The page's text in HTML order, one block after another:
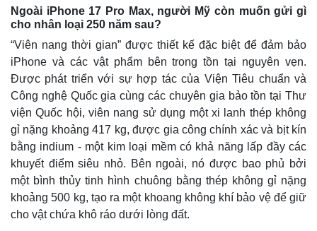
Thế giới
Quan sát
Cuộc sống đó đây
Multimedia
Video
Ảnh
Ngoài iPhone 17 Pro Max, người Mỹ còn muốn gửi gì
cho nhân loại 250 năm sau?
“Viên nang thời gian” được thiết kế đặc biệt để đảm bảo
iPhone và các vật phẩm bên trong tồn tại nguyên vẹn.
Được phát triển với sự hợp tác của Viện Tiêu chuẩn và
Công nghệ Quốc gia cùng các chuyên gia bảo tồn tại Thư
viện Quốc hội, viên nang sử dụng một xi lanh thép không
gỉ nặng khoảng 417 kg, được gia công chính xác và bịt kín
bằng indium - một kim loại mềm có khả năng lấp đầy các
khuyết điểm siêu nhỏ. Bên ngoài, nó được bao phủ bởi
một bình thủy tinh hình chuông bằng thép không gỉ nặng
khoảng 500 kg, tạo ra một khoang không khí bảo vệ để giữ
cho vật chứa khô ráo dưới lòng đất.